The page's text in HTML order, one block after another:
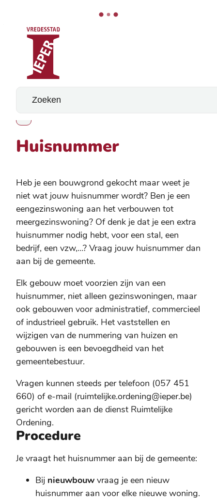
Naar inhoud
Stad Ieper
Wat zoek je?
Toon alle broodkruimel items
Huisnummer
Heb je een bouwgrond gekocht maar weet je
niet wat jouw huisnummer wordt? Ben je een
eengezinswoning aan het verbouwen tot
meergezinswoning? Of denk je dat je een extra
huisnummer nodig hebt, voor een stal, een
bedrijf, een vzw,…? Vraag jouw huisnummer dan
aan bij de gemeente.
Elk gebouw moet voorzien zijn van een
huisnummer, niet alleen gezinswoningen, maar
ook gebouwen voor administratief, commercieel
of industrieel gebruik. Het vaststellen en
wijzigen van de nummering van huizen en
gebouwen is een bevoegdheid van het
gemeentebestuur.
Vragen kunnen steeds per telefoon (057 451
660) of e-mail (ruimtelijke.ordening@ieper.be)
gericht worden aan de dienst Ruimtelijke
Ordening.
Procedure
Je vraagt het huisnummer aan bij de gemeente:
Bij nieuwbouw vraag je een nieuw
huisnummer aan voor elke nieuwe woning.